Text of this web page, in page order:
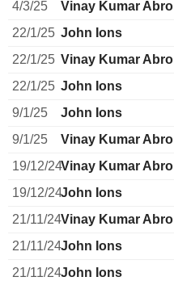
4/3/25
Vinay Kumar Abrol
22/1/25 John Ions
22/1/25 Vinay Kumar Abrol
22/1/25 John Ions
9/1/25
John Ions
9/1/25
Vinay Kumar Abrol
19/12/24Vinay Kumar Abrol
19/12/24John Ions
21/11/24Vinay Kumar Abrol
21/11/24John Ions
21/11/24John Ions